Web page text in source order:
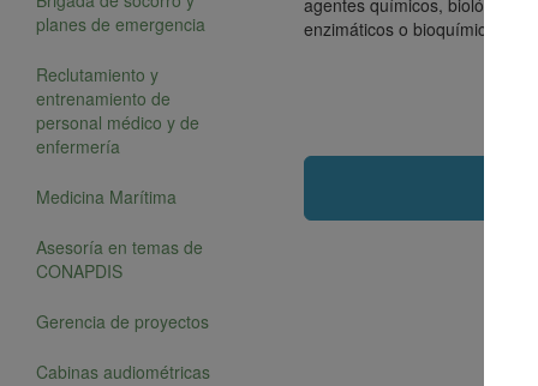
planes de emergencia
Reclutamiento y
entrenamiento de
personal médico y de
enfermería
Medicina Marítima
Asesoría en temas de
CONAPDIS
Gerencia de proyectos
Cabinas audiométricas
agentes químicos, biológicos,
enzimáticos o bioquímicos,